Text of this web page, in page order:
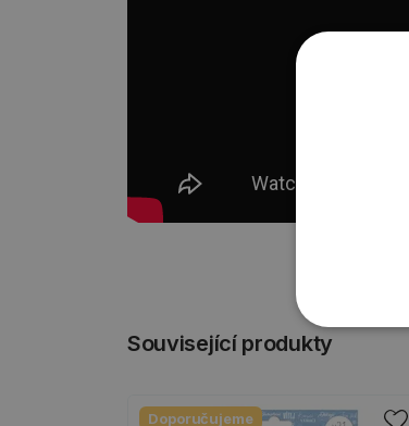
Související produkty
Doporučujeme